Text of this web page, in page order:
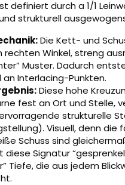
definiert durch a 1/1
strukturell
Die Kett- und
rechten Winkel, streng
Muster. Dadurch
an Interlacing-Punkten.
Diese hohe
fest an Ort und Stelle,
strukturelle
Visuell, denn die
Schuss sind
diese Signatur
Tiefe, die aus jedem